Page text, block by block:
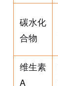
碳水化
合物
维生素
A